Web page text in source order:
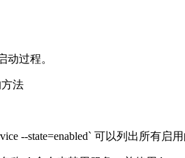
过程。
--state=enabled` 可以列出所有启用